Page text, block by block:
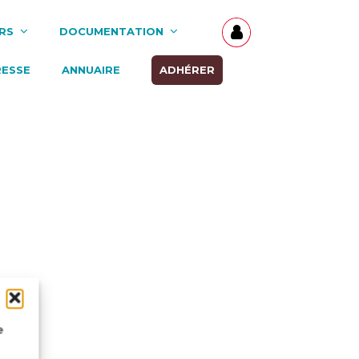
DOCUMENTATION
ANNUAIRE ADHÉRER